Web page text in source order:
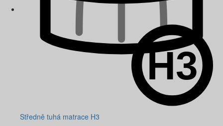
Středně tuhá matrace H3